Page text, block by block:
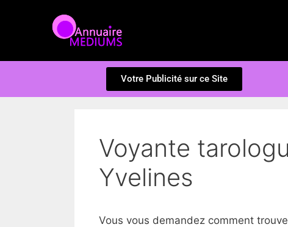
Votre Publicité sur ce Site
Voyante
Yvelines
Vous vous demandez comment